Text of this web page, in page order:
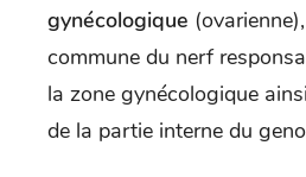
gynécologique
commune du nerf
la zone gynécologique
de la partie interne du